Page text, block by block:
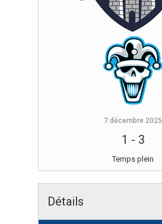
7 décembre 2025
1 - 3
Temps plein
Détails